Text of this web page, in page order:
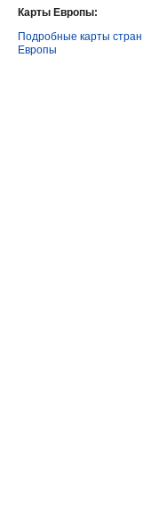
Карты Европы:
Подробные карты стран
Европы